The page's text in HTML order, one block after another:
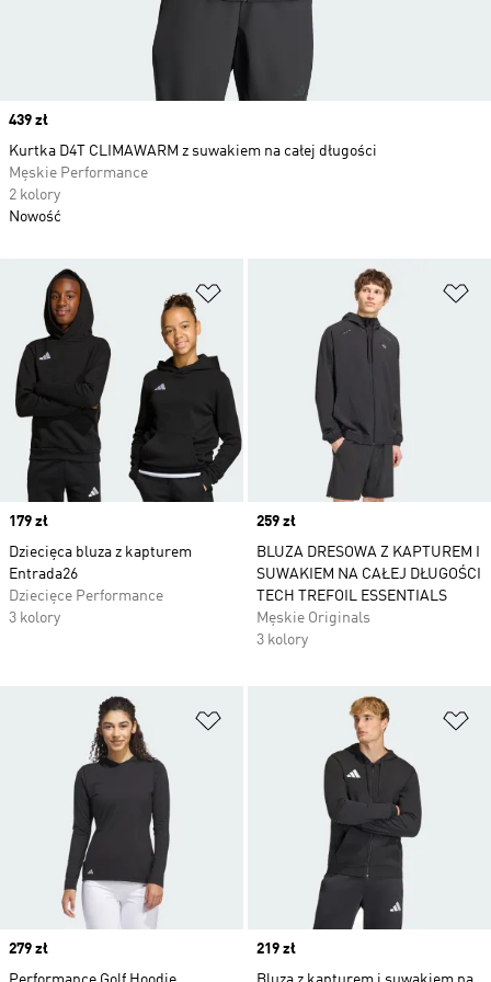
Dodaj do listy życzeń
Price
179 zł
Dziecięca bluza z kapturem
Entrada26
Dziecięce Performance
3 kolory
Price
259 zł
BLUZA DRESOWA Z KAPTUREM I
SUWAKIEM NA CAŁEJ DŁUGOŚCI
TECH TREFOIL ESSENTIALS
Męskie Originals
3 kolory
Dodaj do listy życzeń
Price
279 zł
Price
219 zł
Price
439 zł
Kurtka D4T CLIMAWARM z suwakiem na całej długości
Męskie Performance
2 kolory
Nowość